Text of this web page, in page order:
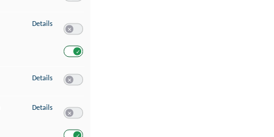
Details zu Messung der Werbeleistung
Details zu Messung der Performance von Inhalten
Details zu Analyse von Zielgruppen durch Statistiken oder Kombinationen von